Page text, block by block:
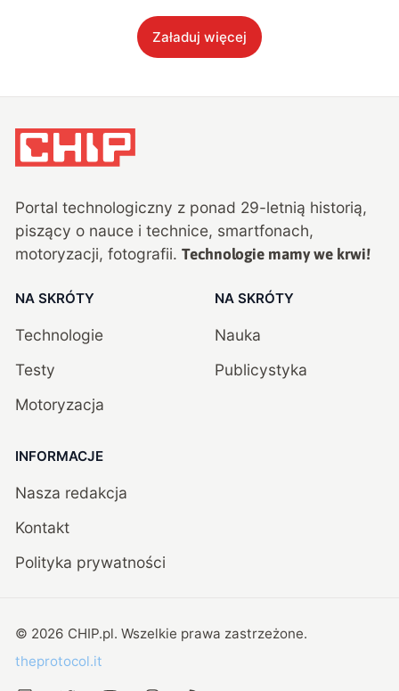
Załaduj więcej
Portal technologiczny z ponad 29-letnią historią,
piszący o nauce i technice, smartfonach,
motoryzacji, fotografii. Technologie mamy we krwi!
NA SKRÓTY
Technologie
Testy
Motoryzacja
NA SKRÓTY
Nauka
Publicystyka
INFORMACJE
Nasza redakcja
Kontakt
Polityka prywatności
© 2026 CHIP.pl. Wszelkie prawa zastrzeżone.
theprotocol.it